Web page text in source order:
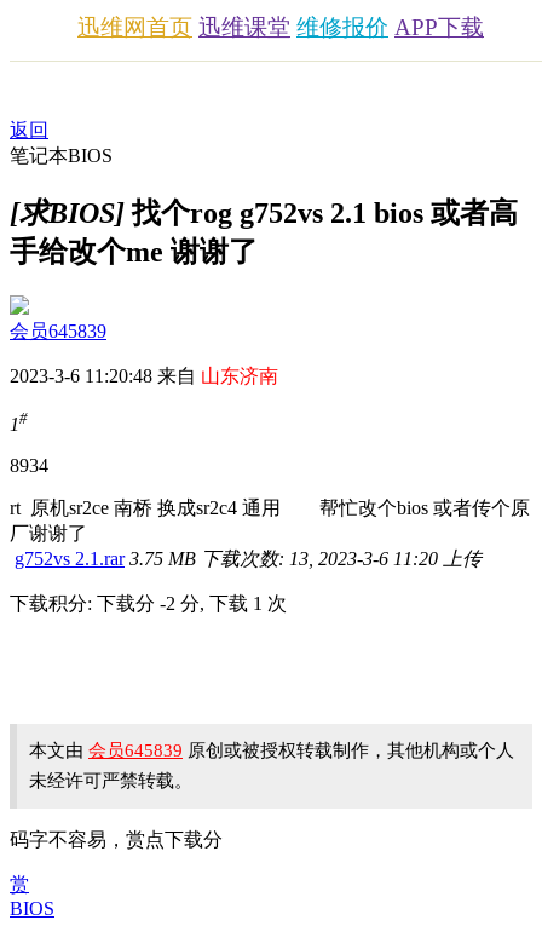
迅维网首页 迅维课堂 维修报价 APP下载
返回
笔记本BIOS
[求BIOS]找个rog g752vs 2.1 bios 或者高
手给改个me 谢谢了
会员645839
2023-3-6 11:20:48 来自 山东济南
1#
8934
rt 原机sr2ce 南桥 换成sr2c4 通用 帮忙改个bios 或者传个原
厂谢谢了
g752vs 2.1.rar 3.75 MB 下载次数: 13, 2023-3-6 11:20 上传
下载积分: 下载分 -2 分, 下载 1 次
本文由 会员645839 原创或被授权转载制作，其他机构或个人
未经许可严禁转载。
码字不容易，赏点下载分
赏
BIOS